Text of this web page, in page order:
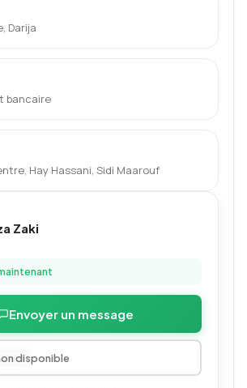
Darija
bancaire
Hay Hassani, Sidi Maarouf
Zaki
Envoyer un message
disponible